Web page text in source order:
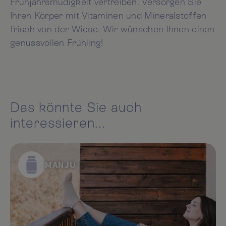
Ihren Körper mit Vitaminen und Mineralstoffen
frisch von der Wiese. Wir wünschen Ihnen einen
genussvollen Frühling!
Das könnte Sie auch
interessieren...
MANJU